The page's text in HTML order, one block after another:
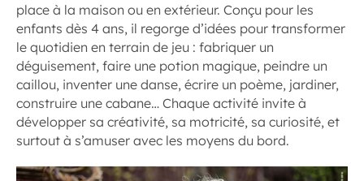
place à la maison ou en extérieur. Conçu pour les
enfants dès 4 ans, il regorge d’idées pour transformer
le quotidien en terrain de jeu : fabriquer un
déguisement, faire une potion magique, peindre un
caillou, inventer une danse, écrire un poème, jardiner,
construire une cabane… Chaque activité invite à
développer sa créativité, sa motricité, sa curiosité, et
surtout à s’amuser avec les moyens du bord.